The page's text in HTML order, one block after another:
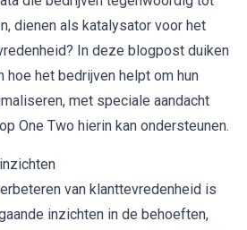
dienen als katalysator voor het
In deze blogpost duiken
hoe het bedrijven helpt om hun
met speciale aandacht
One Two hierin kan ondersteunen.
van klanttevredenheid is
inzichten in de behoeften,